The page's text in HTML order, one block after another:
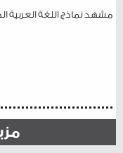
مشهد نماذج اللغة العربية